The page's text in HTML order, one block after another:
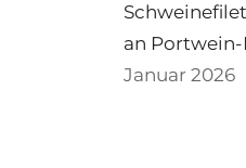
an
Januar 2026